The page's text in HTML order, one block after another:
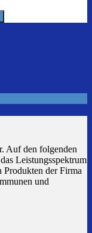
Auf den folgenden
Leistungsspektrum
Produkten der Firma
und